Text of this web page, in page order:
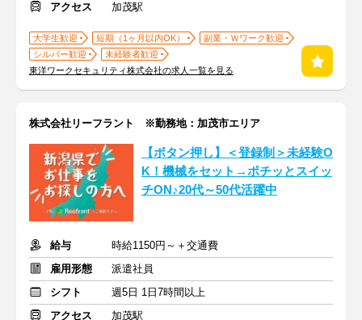
アクセス
加茂駅
大学生歓迎 短期（1ヶ月以内OK）
副業・Ｗワーク歓迎
シルバー歓迎
未経験者歓迎
東洋ワークセキュリティ株式会社の求人一覧を見る
株式会社リーフラント ※勤務地：加茂市エリア
【ボタン押し】＜登録制＞未経験O
K！機械をセット→ポチッとスイッ
チON♪20代～50代活躍中
給与
時給1150円～＋交通費
雇用形態
派遣社員
シフト
週5日 1日7時間以上
アクセス
加茂駅